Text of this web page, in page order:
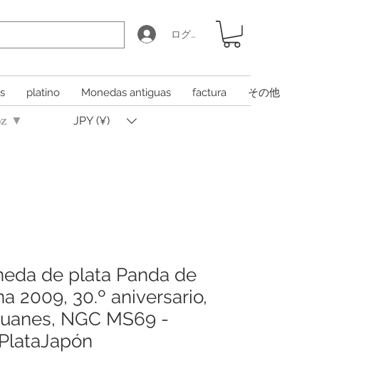
ログイン
platino Monedas antiguas factura その他
▼ JPY (¥)
de plata Panda de
2009, 30.º aniversario,
NGC MS69 -